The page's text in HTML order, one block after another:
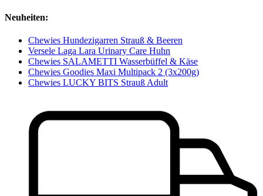
Neuheiten:
Chewies Hundezigarren Strauß & Beeren
Versele Laga Lara Urinary Care Huhn
Chewies SALAMETTI Wasserbüffel & Käse
Chewies Goodies Maxi Multipack 2 (3x200g)
Chewies LUCKY BITS Strauß Adult